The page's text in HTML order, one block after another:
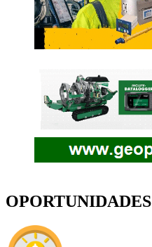
OPORTUNIDADES